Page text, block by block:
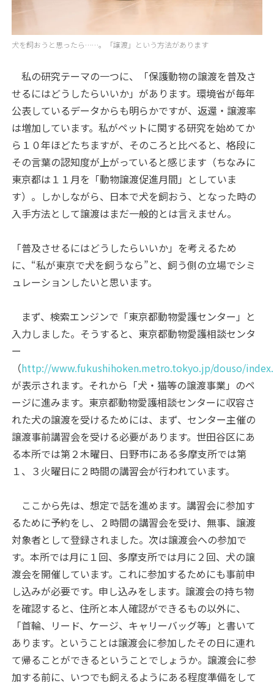
犬を飼おうと思ったら……。「譲渡」という方法があります
私の研究テーマの一つに、「保護動物の譲渡を普及さ
せるにはどうしたらいいか」があります。環境省が毎年
公表しているデータからも明らかですが、返還・譲渡率
は増加しています。私がペットに関する研究を始めてか
ら１０年ほどたちますが、そのころと比べると、格段に
その言葉の認知度が上がっていると感じます（ちなみに
東京都は１１月を「動物譲渡促進月間」としていま
す）。しかしながら、日本で犬を飼おう、となった時の
入手方法として譲渡はまだ一般的とは言えません。
「普及させるにはどうしたらいいか」を考えるため
に、“私が東京で犬を飼うなら”と、飼う側の立場でシミ
ュレーションしたいと思います。
まず、検索エンジンで「東京都動物愛護センター」と
入力しました。そうすると、東京都動物愛護相談センタ
ー
（http://www.fukushihoken.metro.tokyo.jp/douso/
が表示されます。それから「犬・猫等の譲渡事業」のペ
ージに進みます。東京都動物愛護相談センターに収容さ
れた犬の譲渡を受けるためには、まず、センター主催の
譲渡事前講習会を受ける必要があります。世田谷区にあ
る本所では第２木曜日、日野市にある多摩支所では第
１、３火曜日に２時間の講習会が行われています。
ここから先は、想定で話を進めます。講習会に参加す
るために予約をし、２時間の講習会を受け、無事、譲渡
対象者として登録されました。次は譲渡会への参加で
す。本所では月に１回、多摩支所では月に２回、犬の譲
渡会を開催しています。これに参加するためにも事前申
し込みが必要です。申し込みをします。譲渡会の持ち物
を確認すると、住所と本人確認ができるもの以外に、
「首輪、リード、ケージ、キャリーバッグ等」と書いて
あります。ということは譲渡会に参加したその日に連れ
て帰ることができるということでしょうか。譲渡会に参
加する前に、いつでも飼えるようにある程度準備をして